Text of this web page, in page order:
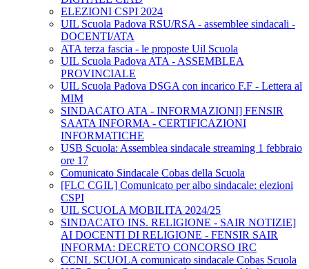
ELEZIONI CSPI 2024
UIL Scuola Padova RSU/RSA - assemblee sindacali -
DOCENTI/ATA
ATA terza fascia - le proposte Uil Scuola
UIL Scuola Padova ATA - ASSEMBLEA
PROVINCIALE
UIL Scuola Padova DSGA con incarico F.F - Lettera al
MIM
SINDACATO ATA - INFORMAZIONI] FENSIR
SAATA INFORMA - CERTIFICAZIONI
INFORMATICHE
USB Scuola: Assemblea sindacale streaming 1 febbraio
ore 17
Comunicato Sindacale Cobas della Scuola
[FLC CGIL] Comunicato per albo sindacale: elezioni
CSPI
UIL SCUOLA MOBILITA 2024/25
SINDACATO INS. RELIGIONE - SAIR NOTIZIE]
AI DOCENTI DI RELIGIONE - FENSIR SAIR
INFORMA: DECRETO CONCORSO IRC
CCNL SCUOLA comunicato sindacale Cobas Scuola